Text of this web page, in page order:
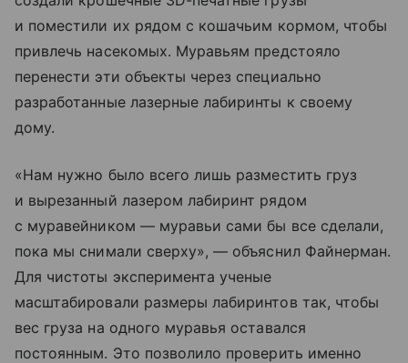
и поместили их рядом с кошачьим кормом, чтобы
привлечь насекомых. Муравьям предстояло
перенести эти объекты через специально
разработанные лазерные лабиринты к своему
дому.
«Нам нужно было всего лишь разместить груз
и вырезанный лазером лабиринт рядом
с муравейником — муравьи сами бы все сделали,
пока мы снимали сверху», — объяснил Файнерман.
Для чистоты эксперимента ученые
масштабировали размеры лабиринтов так, чтобы
вес груза на одного муравья оставался
постоянным. Это позволило проверить именно